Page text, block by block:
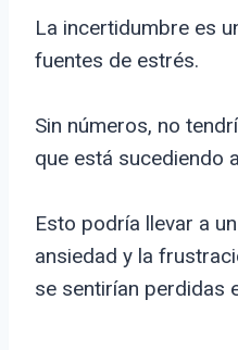
La incertidumbre es
fuentes de estrés.
Sin números, no
que está sucediendo
Esto podría llevar a
ansiedad y la
se sentirían perdidas